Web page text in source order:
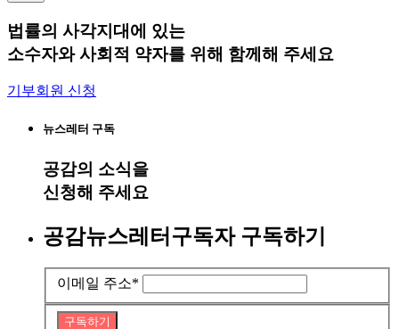
법률의 사각지대에 있는
소수자와 사회적 약자를 위해 함께해 주세요
기부회원 신청
뉴스레터 구독
공감의 소식을
신청해 주세요
공감뉴스레터구독자 구독하기
이메일 주소*
구독하기